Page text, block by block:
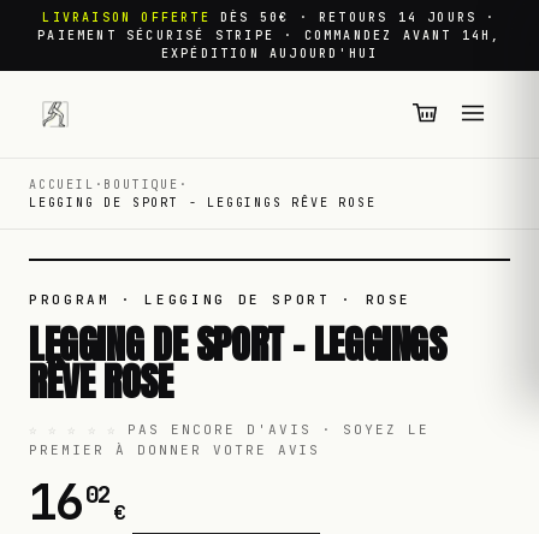
LIVRAISON OFFERTE
DÈS 50€ · RETOURS 14 JOURS ·
PAIEMENT SÉCURISÉ STRIPE · COMMANDEZ AVANT 14H,
EXPÉDITION AUJOURD'HUI
ACCUEIL · BOUTIQUE ·
LEGGING DE SPORT - LEGGINGS RÊVE ROSE
PROGRAM · LEGGING DE SPORT · ROSE
LEGGING DE SPORT - LEGGINGS
RÊVE ROSE
PAS ENCORE D'AVIS · SOYEZ LE
PREMIER À DONNER VOTRE AVIS
1602
€